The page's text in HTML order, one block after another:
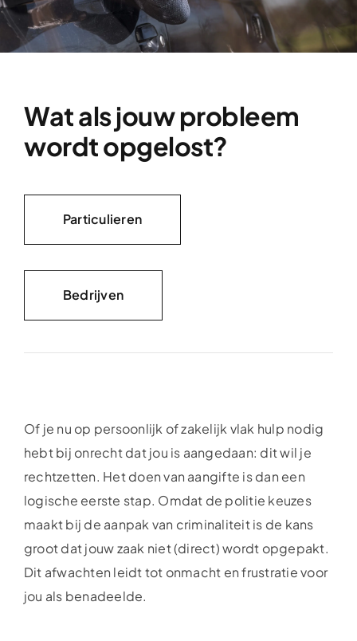
Wat als jouw probleem
wordt opgelost?
Particulieren
Bedrijven
Of je nu op persoonlijk of zakelijk vlak hulp nodig
hebt bij onrecht dat jou is aangedaan: dit wil je
rechtzetten. Het doen van aangifte is dan een
logische eerste stap. Omdat de politie keuzes
maakt bij de aanpak van criminaliteit is de kans
groot dat jouw zaak niet (direct) wordt opgepakt.
Dit afwachten leidt tot onmacht en frustratie voor
jou als benadeelde.